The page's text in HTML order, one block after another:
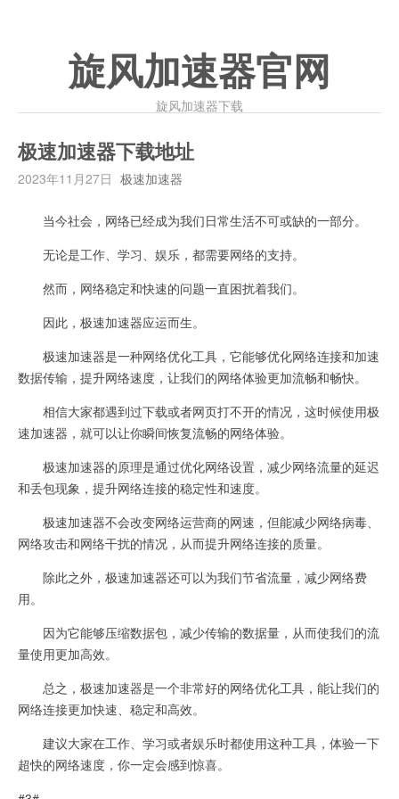
旋风加速器官网
旋风加速器下载
极速加速器下载地址
2023年11月27日 极速加速器
当今社会，网络已经成为我们日常生活不可或缺的一部分。
无论是工作、学习、娱乐，都需要网络的支持。
然而，网络稳定和快速的问题一直困扰着我们。
因此，极速加速器应运而生。
极速加速器是一种网络优化工具，它能够优化网络连接和加速
数据传输，提升网络速度，让我们的网络体验更加流畅和畅快。
相信大家都遇到过下载或者网页打不开的情况，这时候使用极
速加速器，就可以让你瞬间恢复流畅的网络体验。
极速加速器的原理是通过优化网络设置，减少网络流量的延迟
和丢包现象，提升网络连接的稳定性和速度。
极速加速器不会改变网络运营商的网速，但能减少网络病毒、
网络攻击和网络干扰的情况，从而提升网络连接的质量。
除此之外，极速加速器还可以为我们节省流量，减少网络费
用。
因为它能够压缩数据包，减少传输的数据量，从而使我们的流
量使用更加高效。
总之，极速加速器是一个非常好的网络优化工具，能让我们的
网络连接更加快速、稳定和高效。
建议大家在工作、学习或者娱乐时都使用这种工具，体验一下
超快的网络速度，你一定会感到惊喜。